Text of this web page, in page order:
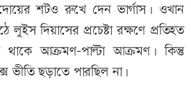
শটও রুখে দেন ভার্গাস। ওখান
লুইস দিয়াসের প্রচেষ্টা রক্ষণে প্রতিহত
থাকে আক্রমণ-পাল্টা আক্রমণ। কিন্তু
ভীতি ছড়াতে পারছিল না।